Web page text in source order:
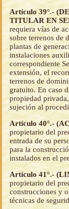
Artículo 39°.-
TITULAR EN
requiera vías de
sobre terrenos de
plantas de
instalaciones
correspondiente
extensión, el
terrenos de
gratuito. En caso
propiedad
sujeción al
Artículo 40°.-
propietario del
entrada de su
para la
instalados en el
Artículo 41°.-
propietario del
construcciones y
técnicas de